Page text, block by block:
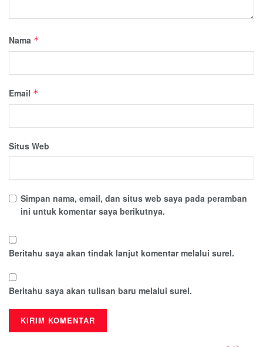
Nama *
Email *
Situs Web
Simpan nama, email, dan situs web saya pada peramban
ini untuk komentar saya berikutnya.
Beritahu saya akan tindak lanjut komentar melalui surel.
Beritahu saya akan tulisan baru melalui surel.